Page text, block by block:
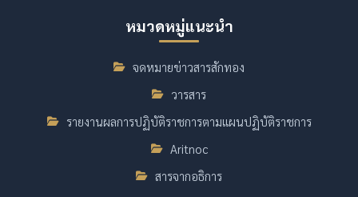
หมวดหมู่แนะนำ
จดหมายข่าวสารสักทอง
วารสาร
รายงานผลการปฏิบัติราชการตามแผนปฏิบัติราชการ
Aritnoc
สารจากอธิการ